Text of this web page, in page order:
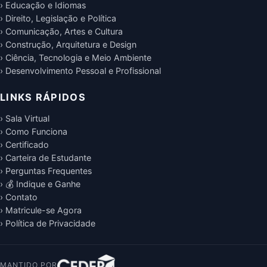
› Educação e Idiomas
› Direito, Legislação e Política
› Comunicação, Artes e Cultura
› Construção, Arquitetura e Design
› Ciência, Tecnologia e Meio Ambiente
› Desenvolvimento Pessoal e Profissional
LINKS RÁPIDOS
› Sala Virtual
› Como Funciona
› Certificado
› Carteira de Estudante
› Perguntas Frequentes
› 💰 Indique e Ganhe
› Contato
› Matricule-se Agora
› Política de Privacidade
MANTIDO POR